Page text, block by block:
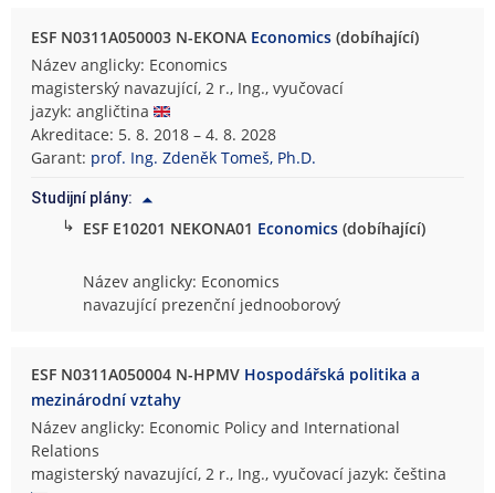
ESF N0311A050003 N-EKONA Economics (dobíhající)
Název anglicky: Economics
magisterský navazující, 2 r., Ing., vyučovací
jazyk: angličtina
Akreditace: 5. 8. 2018 – 4. 8. 2028
Garant: prof. Ing. Zdeněk Tomeš, Ph.D.
Studijní plány:
↳ ESF E10201 NEKONA01 Economics (dobíhající)
Název anglicky: Economics
navazující prezenční jednooborový
ESF N0311A050004 N-HPMV Hospodářská politika a
mezinárodní vztahy
Název anglicky: Economic Policy and International
Relations
magisterský navazující, 2 r., Ing., vyučovací jazyk: čeština